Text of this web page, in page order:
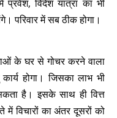
प्रवेश, विदेश यात्रा का भी
परिवार में सब ठीक होगा।
के घर से गोचर करने वाला
होगा। जिसका लाभ भी
है। इसके साथ ही वित्त
में विचारों का अंतर दूसरों को